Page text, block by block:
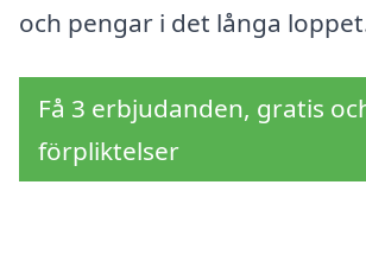
och pengar i det långa
Få 3 erbjudanden, gratis
förpliktelser